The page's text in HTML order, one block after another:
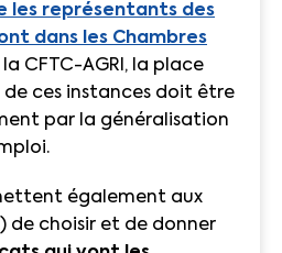
les représentants des
dans les Chambres
la CFTC-AGRI, la place
de ces instances doit être
par la généralisation
également aux
de choisir et de donner